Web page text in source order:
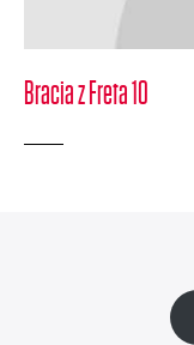
Bracia z Freta 10